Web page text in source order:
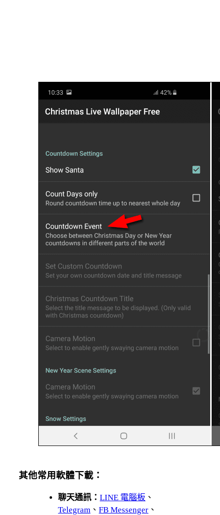
其他常用軟體下載：
聊天通訊：LINE 電腦板 、
Telegram 、FB Messenger 、